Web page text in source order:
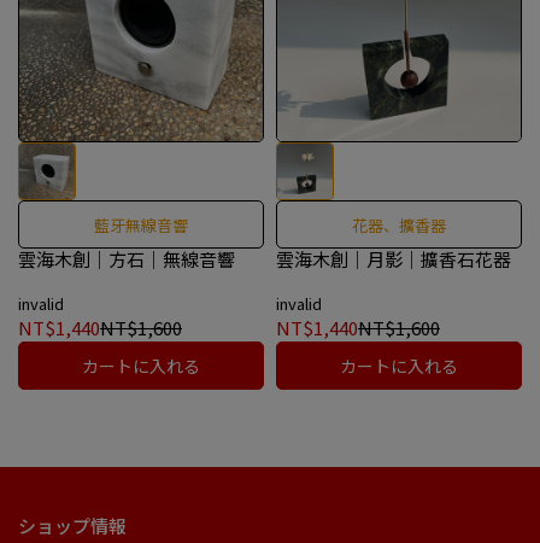
藍牙無線音響
雲海木創｜方石｜無線音響
invalid
NT$1,440NT$1,600
カートに入れる
花器、擴香器
雲海木創｜月影｜擴香石花器
invalid
NT$1,440NT$1,600
カートに入れる
ショップ情報